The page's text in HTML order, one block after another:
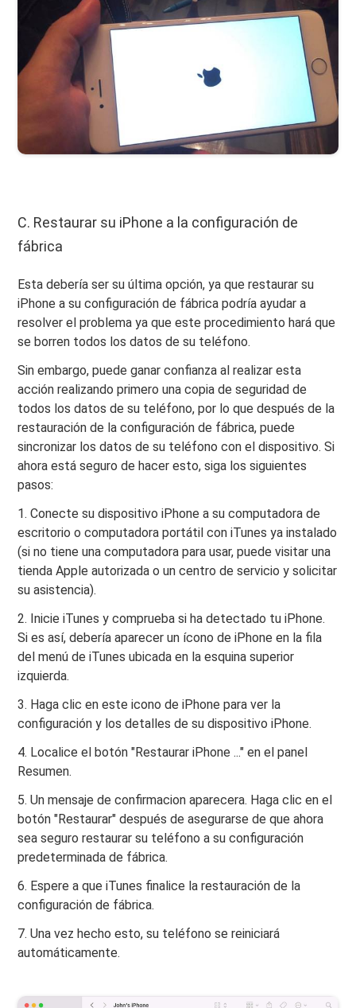
C. Restaurar su iPhone a la configuración de
fábrica
Esta debería ser su última opción, ya que restaurar su
iPhone a su configuración de fábrica podría ayudar a
resolver el problema ya que este procedimiento hará que
se borren todos los datos de su teléfono.
Sin embargo, puede ganar confianza al realizar esta
acción realizando primero una copia de seguridad de
todos los datos de su teléfono, por lo que después de la
restauración de la configuración de fábrica, puede
sincronizar los datos de su teléfono con el dispositivo. Si
ahora está seguro de hacer esto, siga los siguientes
pasos:
1. Conecte su dispositivo iPhone a su computadora de
escritorio o computadora portátil con iTunes ya instalado
(si no tiene una computadora para usar, puede visitar una
tienda Apple autorizada o un centro de servicio y solicitar
su asistencia).
2. Inicie iTunes y comprueba si ha detectado tu iPhone.
Si es así, debería aparecer un ícono de iPhone en la fila
del menú de iTunes ubicada en la esquina superior
izquierda.
3. Haga clic en este icono de iPhone para ver la
configuración y los detalles de su dispositivo iPhone.
4. Localice el botón "Restaurar iPhone ..." en el panel
Resumen.
5. Un mensaje de confirmacion aparecera. Haga clic en el
botón "Restaurar" después de asegurarse de que ahora
sea seguro restaurar su teléfono a su configuración
predeterminada de fábrica.
6. Espere a que iTunes finalice la restauración de la
configuración de fábrica.
7. Una vez hecho esto, su teléfono se reiniciará
automáticamente.